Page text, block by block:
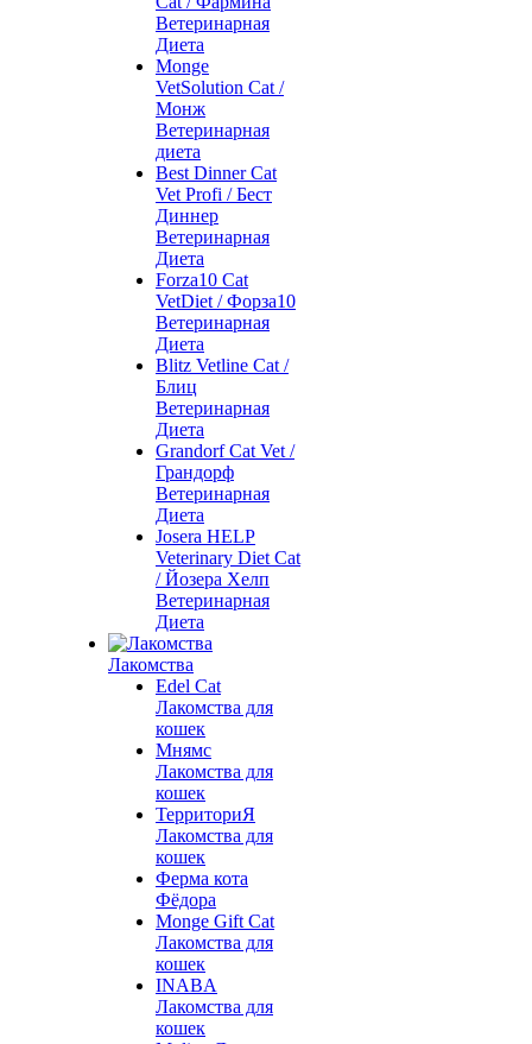
Ветеринарная
Диета
Monge
VetSolution Cat /
Монж
Ветеринарная
диета
Best Dinner Cat
Vet Profi / Бест
Диннер
Ветеринарная
Диета
Forza10 Cat
VetDiet / Форза10
Ветеринарная
Диета
Blitz Vetline Cat /
Блиц
Ветеринарная
Диета
Grandorf Cat Vet /
Грандорф
Ветеринарная
Диета
Josera HELP
Veterinary Diet Cat
/ Йозера Хелп
Ветеринарная
Диета
Лакомства
Edel Cat
Лакомства для
кошек
Мнямс
Лакомства для
кошек
ТерриториЯ
Лакомства для
кошек
Ферма кота
Фёдора
Monge Gift Cat
Лакомства для
кошек
INABA
Лакомства для
кошек